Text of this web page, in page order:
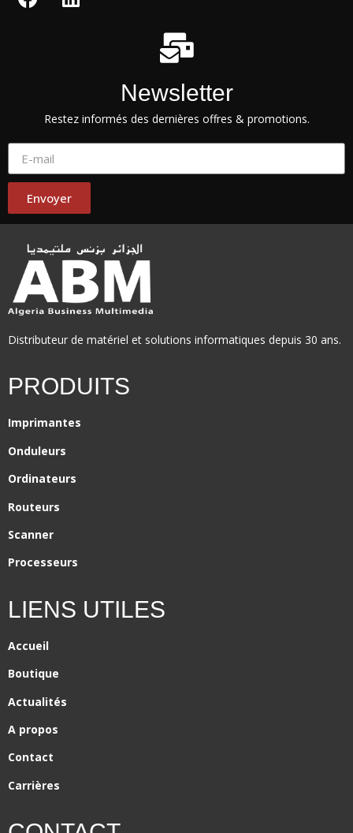
Newsletter
Restez informés des dernières offres & promotions.
Envoyer
Distributeur de matériel et solutions informatiques depuis 30 ans.
PRODUITS
Imprimantes
Onduleurs
Ordinateurs
Routeurs
Scanner
Processeurs
LIENS UTILES
Accueil
Boutique
Actualités
A propos
Contact
Carrières